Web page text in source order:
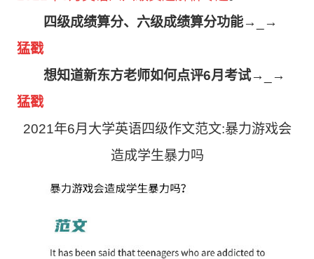
四级成绩算分、六级成绩算分功能→_→
猛戳
想知道新东方老师如何点评6月考试→_→
猛戳
2021年6月大学英语四级作文范文:暴力游戏会
造成学生暴力吗